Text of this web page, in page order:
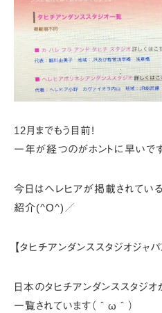
12月までもう目前!
一年が経つのがホントに早いです
今日はヘレヒアが掲載されてい
紹介(^O^)／
【タヒチアンダンススタジオジャパ
日本のタヒチアンダンススタジオ
一覧されています（＾ω＾）